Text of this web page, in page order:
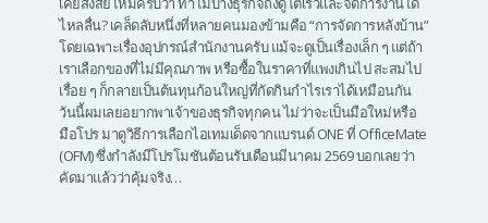
ไหลลื่น? เคล็ดลับหนึ่งที่หลายคนมองข้ามคือ “การจัดการหลังบ้าน”
โดยเฉพาะเรื่องอุปกรณ์สำนักงานครับ แม้จะดูเป็นเรื่องเล็ก ๆ แต่ถ้า
เราเลือกของที่ไม่มีคุณภาพ หรือซื้อในราคาที่แพงเกินไป สะสมไป
เรื่อย ๆ ก็กลายเป็นต้นทุนก้อนใหญ่ที่กัดกินกำไรเราได้เหมือนกัน
วันนี้ผมเลยอยากพาเจ้าของธุรกิจทุกคน ไม่ว่าจะเป็นมือใหม่หรือ
มือโปร มาดูวิธีการเลือกไอเทมเด็ดจากแบรนด์ ONE ที่ OfficeMate
(OFM) ซึ่งกำลังมีโปรโมชันต้อนรับเดือนมีนาคม 2569 บอกเลยว่า
คัดมาแล้วว่าคุ้มจริง…